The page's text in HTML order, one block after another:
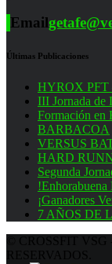
Email
Últimas Publicaciones
HYROX PFT
III Jornada de
Formación en
BARBACOA
VERSUS
HARD
Segunda
¡Ganadores
7 AÑOS DE